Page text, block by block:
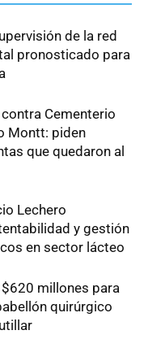
de la red
pronosticado para
Cementerio
Montt: piden
que quedaron al
Lechero
y gestión
en sector lácteo
millones para
quirúrgico